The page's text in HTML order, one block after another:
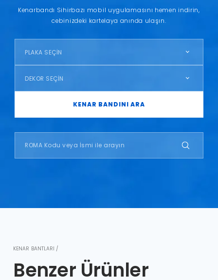
Kenarbandı Sihirbazı mobil uygulamasını hemen indirin,
cebinizdeki kartelaya anında ulaşın.
PLAKA SEÇİN
DEKOR SEÇİN
KENAR BANDINI ARA
KENAR BANTLARI /
Benzer Ürünler